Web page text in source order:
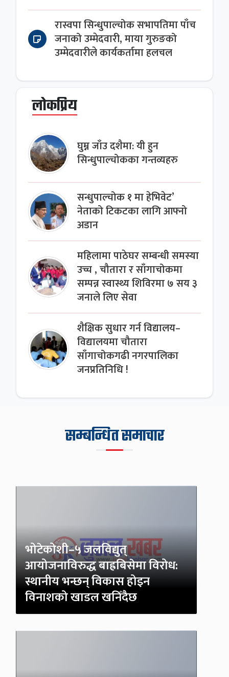
रास्वपा सिन्धुपाल्चोक सभापतिमा पाँच
जनाको उम्मेदवारी, माया गुरुङको
उम्मेदवारीले कार्यकर्तामा हलचल
लोकप्रिय
घुम्न जाँउ दशैमा: यी हुन
सिन्धुपाल्चोकका गन्तव्यहरु
सन्धुपाल्चोक १ मा हेभिवेट’
नेताको टिकटका लागि आफ्नो
अडान
महिलामा पाठेघर सम्बन्धी समस्या
उच्च , चौतारा र साँगाचोकमा
सम्पन्न स्वास्थ्य शिविरमा ७ सय ३
जनाले लिए सेवा
शैक्षिक सुधार गर्न विद्यालय–
विद्यालयमा चौतारा
साँगाचोकगढी नगरपालिका
जनप्रतिनिधि !
सम्बन्धित समाचार
भोटेकोशी–५ जलविद्युत्
आयोजनाविरुद्ध बाह्रबिसेमा विरोध:
स्थानीय भन्छन् विकास होइन
विनाशको खाडल खनिँदैछ